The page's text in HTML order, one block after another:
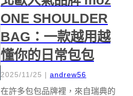
ONE SHOULDER
BAG：一款越用越
懂你的日常包包
2025/11/25 | andrew56
在許多包包品牌裡，來自瑞典的